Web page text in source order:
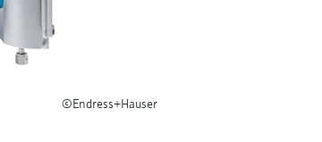
©Endress+Hauser